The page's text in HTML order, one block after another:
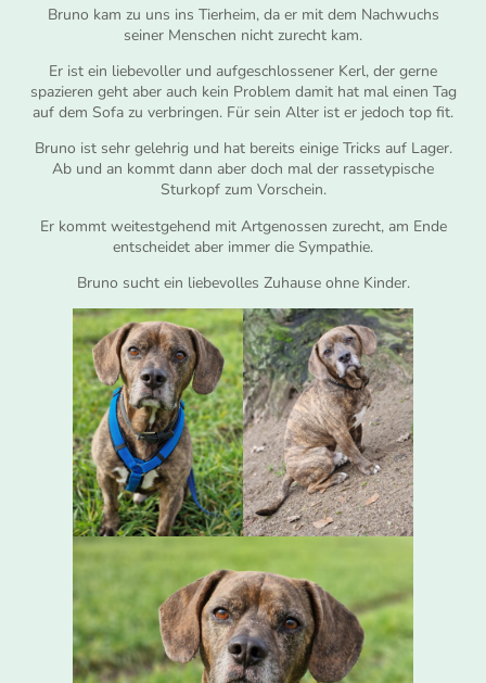
Bruno kam zu uns ins Tierheim, da er mit dem Nachwuchs
seiner Menschen nicht zurecht kam.
Er ist ein liebevoller und aufgeschlossener Kerl, der gerne
spazieren geht aber auch kein Problem damit hat mal einen Tag
auf dem Sofa zu verbringen. Für sein Alter ist er jedoch top fit.
Bruno ist sehr gelehrig und hat bereits einige Tricks auf Lager.
Ab und an kommt dann aber doch mal der rassetypische
Sturkopf zum Vorschein.
Er kommt weitestgehend mit Artgenossen zurecht, am Ende
entscheidet aber immer die Sympathie.
Bruno sucht ein liebevolles Zuhause ohne Kinder.